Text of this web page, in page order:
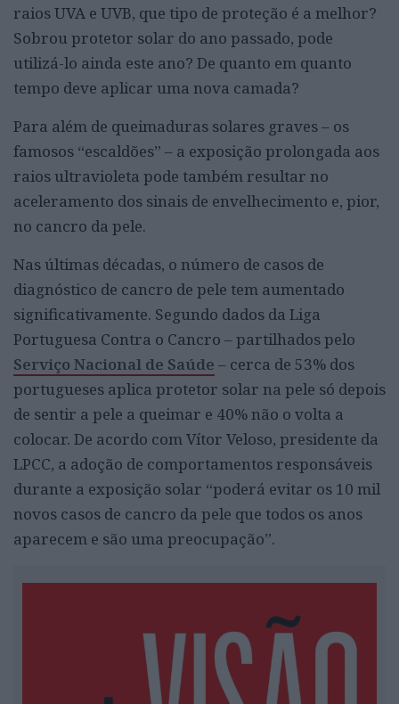
raios UVA e UVB, que tipo de proteção é a melhor?
Sobrou protetor solar do ano passado, pode
utilizá-lo ainda este ano? De quanto em quanto
tempo deve aplicar uma nova camada?
Para além de queimaduras solares graves – os
famosos “escaldões” – a exposição prolongada aos
raios ultravioleta pode também resultar no
aceleramento dos sinais de envelhecimento e, pior,
no cancro da pele.
Nas últimas décadas, o número de casos de
diagnóstico de cancro de pele tem aumentado
significativamente. Segundo dados da Liga
Portuguesa Contra o Cancro – partilhados pelo
Serviço Nacional de Saúde – cerca de 53% dos
portugueses aplica protetor solar na pele só depois
de sentir a pele a queimar e 40% não o volta a
colocar. De acordo com Vítor Veloso, presidente da
LPCC, a adoção de comportamentos responsáveis
durante a exposição solar “poderá evitar os 10 mil
novos casos de cancro da pele que todos os anos
aparecem e são uma preocupação”.